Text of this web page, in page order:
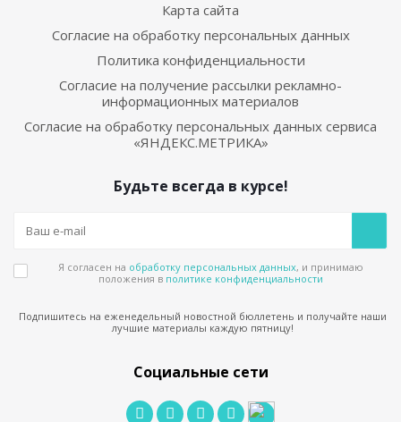
Карта сайта
Согласие на обработку персональных данных
Политика конфиденциальности
Согласие на получение рассылки рекламно-
информационных материалов
Согласие на обработку персональных данных сервиса
«ЯНДЕКС.МЕТРИКА»
Будьте всегда в курсе!
Я согласен на обработку персональных данных, и принимаю
положения в политике конфиденциальности
Подпишитесь на еженедельный новостной бюллетень и получайте наши
лучшие материалы каждую пятницу!
Социальные сети